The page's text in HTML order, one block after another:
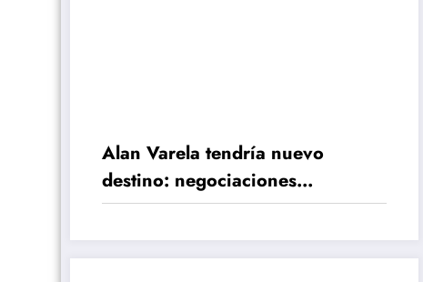
Alan Varela tendría nuevo
destino: negociaciones
avanzadas